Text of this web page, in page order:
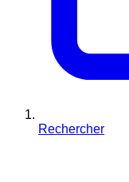
Rechercher